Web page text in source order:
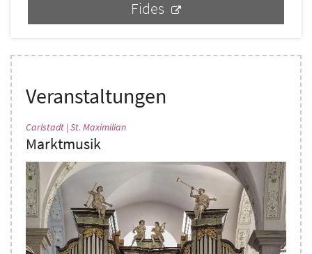
Fides
Veranstaltungen
Carlstadt | St. Maximilian:
Marktmusik